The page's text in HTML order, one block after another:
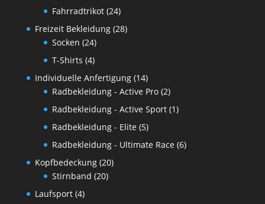
Fahrradtrikot (24)
Freizeit Bekleidung (28)
Socken (24)
T-Shirts (4)
Individuelle Anfertigung (14)
Radbekleidung - Active Pro (2)
Radbekleidung - Active Sport (1)
Radbekleidung - Elite (5)
Radbekleidung - Ultimate Race (6)
Kopfbedeckung (20)
Stirnband (20)
Laufsport (4)